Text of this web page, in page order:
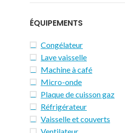
ÉQUIPEMENTS
Congélateur
Lave vaisselle
Machine à café
Micro-onde
Plaque de cuisson gaz
Réfrigérateur
Vaisselle et couverts